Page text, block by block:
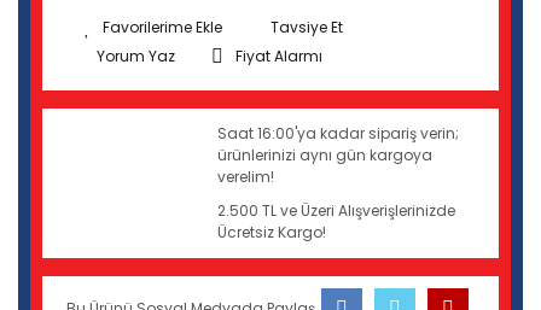
Tavsiye Et
Yorum Yaz
Fiyat Alarmı
Saat 16:00'ya kadar sipariş verin;
ürünlerinizi aynı gün kargoya
verelim!
2.500 TL ve Üzeri Alışverişlerinizde
Ücretsiz Kargo!